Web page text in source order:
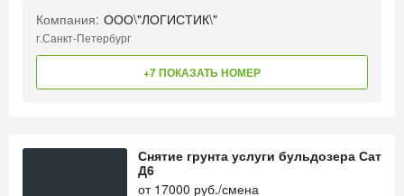
Компания: ООО\"ЛОГИСТИК\"
г.Санкт-Петербург
+7 ПОКАЗАТЬ НОМЕР
Снятие грунта услуги бульдозера Сат
Д6
от 17000 руб./смена